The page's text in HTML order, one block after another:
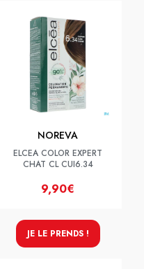
NOREVA
ELCEA COLOR EXPERT
CHAT CL CUI6.34
9,90€
JE LE PRENDS !